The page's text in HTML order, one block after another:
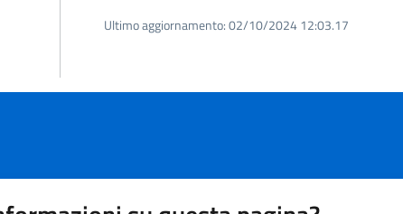
Ultimo aggiornamento:02/10/2024 12:03.17